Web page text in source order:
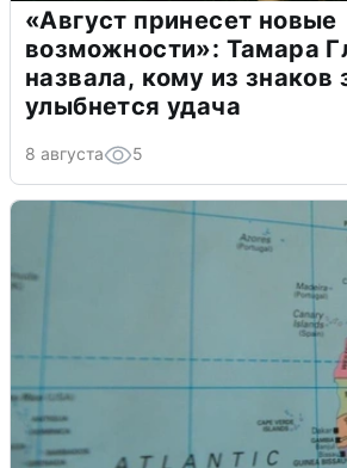
«Август принесет новые
возможности»: Тамара
назвала, кому из знаков
улыбнется удача
8 августа 5